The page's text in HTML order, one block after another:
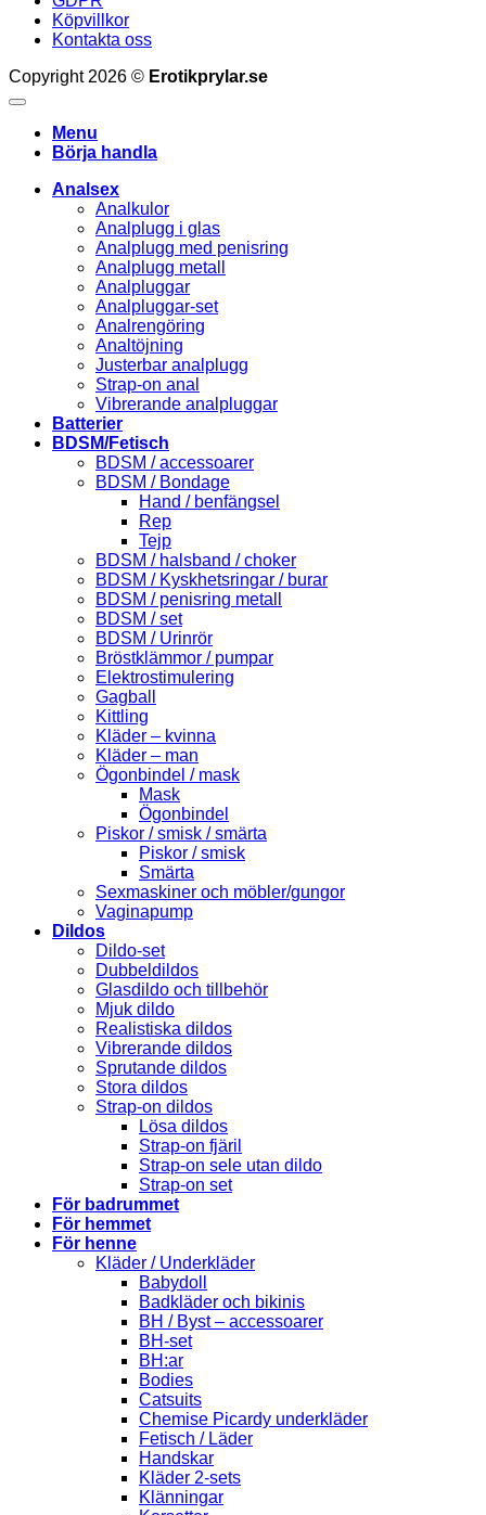
Köpvillkor
Kontakta oss
Copyright 2026 © Erotikprylar.se
Menu
Börja handla
Analsex
Analkulor
Analplugg i glas
Analplugg med penisring
Analplugg metall
Analpluggar
Analpluggar-set
Analrengöring
Analtöjning
Justerbar analplugg
Strap-on anal
Vibrerande analpluggar
Batterier
BDSM/Fetisch
BDSM / accessoarer
BDSM / Bondage
Hand / benfängsel
Rep
Tejp
BDSM / halsband / choker
BDSM / Kyskhetsringar / burar
BDSM / penisring metall
BDSM / set
BDSM / Urinrör
Bröstklämmor / pumpar
Elektrostimulering
Gagball
Kittling
Kläder – kvinna
Kläder – man
Ögonbindel / mask
Mask
Ögonbindel
Piskor / smisk / smärta
Piskor / smisk
Smärta
Sexmaskiner och möbler/gungor
Vaginapump
Dildos
Dildo-set
Dubbeldildos
Glasdildo och tillbehör
Mjuk dildo
Realistiska dildos
Vibrerande dildos
Sprutande dildos
Stora dildos
Strap-on dildos
Lösa dildos
Strap-on fjäril
Strap-on sele utan dildo
Strap-on set
För badrummet
För hemmet
För henne
Kläder / Underkläder
Babydoll
Badkläder och bikinis
BH / Byst – accessoarer
BH-set
BH:ar
Bodies
Catsuits
Chemise Picardy underkläder
Fetisch / Läder
Handskar
Kläder 2-sets
Klänningar